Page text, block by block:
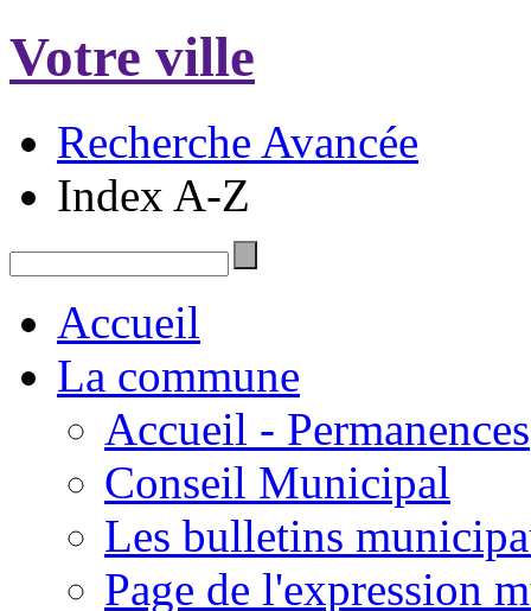
Votre ville
Recherche Avancée
Index A-Z
Accueil
La commune
Accueil - Permanences
Conseil Municipal
Les bulletins
Page de l'expression